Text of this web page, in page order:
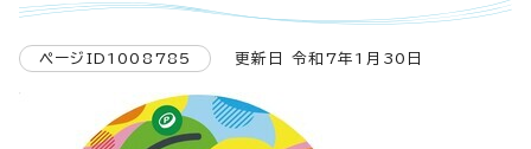
ページID1008785 更新日 令和7年1月30日